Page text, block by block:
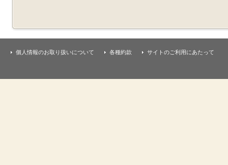
個人情報のお取り扱いについて 各種約款 サイトのご利用にあたって